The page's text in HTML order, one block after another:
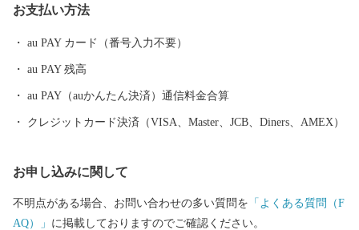
お支払い方法
au PAY カード（番号入力不要）
au PAY 残高
au PAY（auかんたん決済）通信料金合算
クレジットカード決済（VISA、Master、JCB、Diners、AMEX）
お申し込みに関して
不明点がある場合、お問い合わせの多い質問を 「よくある質問（F
AQ）」 に掲載しておりますのでご確認ください。